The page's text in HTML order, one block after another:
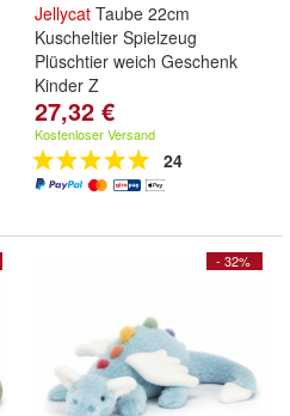
Jellycat Taube 22cm
Kuscheltier Spielzeug
Plüschtier weich Geschenk
Kinder Z
27,32 €
Kostenloser Versand
24
- 32%